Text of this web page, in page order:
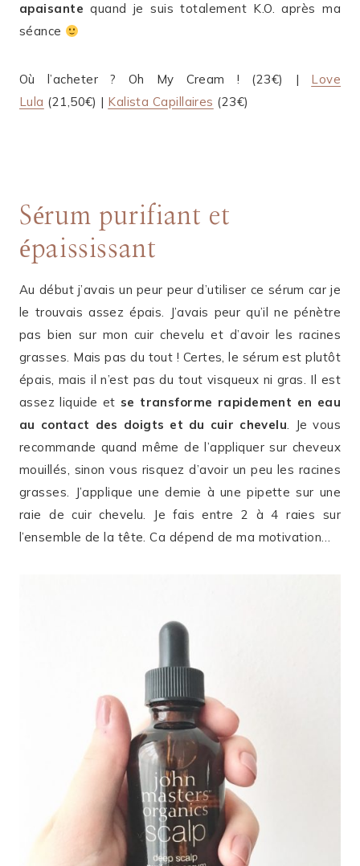
apaisante quand je suis totalement K.O. après ma
séance
Où l’acheter ? Oh My Cream ! (23€) | Love
Lula (21,50€) | Kalista Capillaires (23€)
Sérum purifiant et
épaississant
Au début j’avais un peur peur d’utiliser ce sérum car je
le trouvais assez épais. J’avais peur qu’il ne pénètre
pas bien sur mon cuir chevelu et d’avoir les racines
grasses. Mais pas du tout ! Certes, le sérum est plutôt
épais, mais il n’est pas du tout visqueux ni gras. Il est
assez liquide et se transforme rapidement en eau
au contact des doigts et du cuir chevelu. Je vous
recommande quand même de l’appliquer sur cheveux
mouillés, sinon vous risquez d’avoir un peu les racines
grasses. J’applique une demie à une pipette sur une
raie de cuir chevelu. Je fais entre 2 à 4 raies sur
l’ensemble de la tête. Ca dépend de ma motivation…